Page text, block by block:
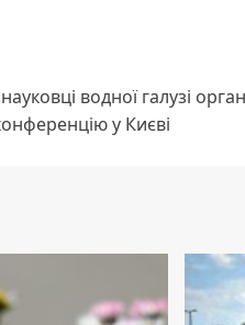
водної галузі
у Києві